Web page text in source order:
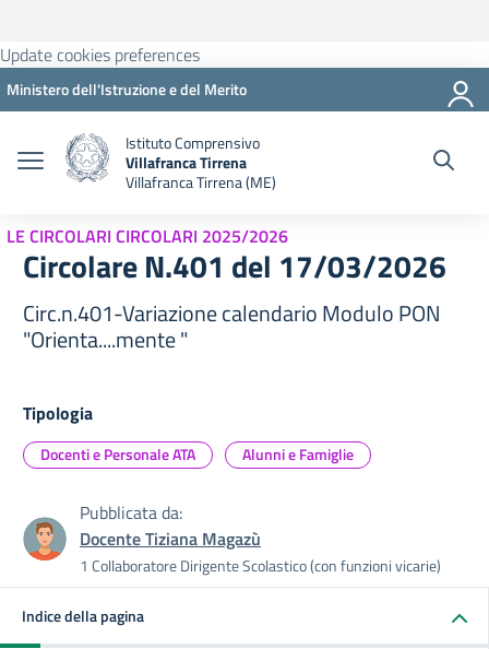
Update cookies preferences
Ministero dell'Istruzione e del Merito
Istituto Comprensivo
Villafranca Tirrena
Villafranca Tirrena (ME)
LE CIRCOLARI CIRCOLARI 2025/2026
Circolare N.401 del 17/03/2026
Circ.n.401-Variazione calendario Modulo PON
"Orienta....mente "
Tipologia
Docenti e Personale ATA Alunni e Famiglie
Pubblicata da:
Docente Tiziana Magazù
1 Collaboratore Dirigente Scolastico (con funzioni vicarie)
Indice della pagina